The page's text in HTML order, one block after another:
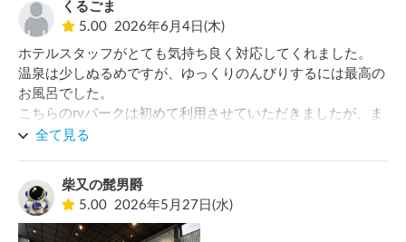
くるごま
5.00 2026年6月4日(木)
ホテルスタッフがとても気持ち良く対応してくれました。
温泉は少しぬるめですが、ゆっくりのんびりするには最高の
お風呂でした。
こちらのrvパークは初めて利用させていただきましたが、ま
た是非行きたい場所のひとつです。
全て見る
柴又の髭男爵
5.00 2026年5月27日(水)